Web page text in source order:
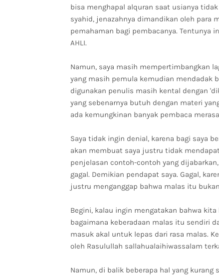
bisa menghapal alquran saat usianya
syahid, jenazahnya dimandikan oleh para
pemahaman bagi pembacanya. Tentunya
AHLI.
Namun, saya masih mempertimbangkan
yang masih pemula kemudian mendadak
digunakan penulis masih kental dengan
yang sebenarnya butuh dengan materi
ada kemungkinan banyak pembaca
Saya tidak ingin denial, karena bagi saya
akan membuat saya justru tidak
penjelasan contoh-contoh yang
gagal. Demikian pendapat saya. Gagal,
justru menganggap bahwa malas itu
Begini, kalau ingin mengatakan bahwa
bagaimana keberadaan malas itu sendiri
masuk akal untuk lepas dari rasa malas.
oleh Rasulullah sallahualaihiwassalam
Namun, di balik beberapa hal yang kurang